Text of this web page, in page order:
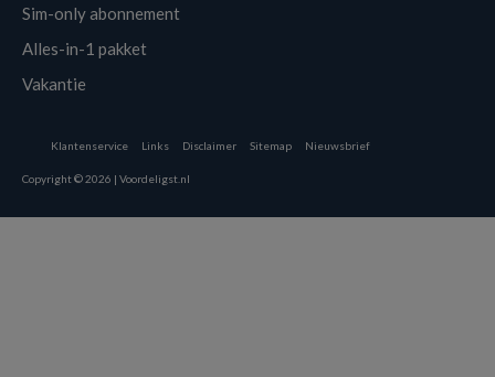
Sim-only abonnement
Alles-in-1 pakket
Vakantie
Klantenservice Links Disclaimer Sitemap Nieuwsbrief
Copyright © 2026 | Voordeligst.nl